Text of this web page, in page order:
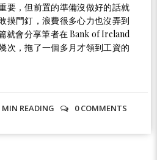
要，但前置的準備沒做好的話就
摸門釘，浪費很多心力也沒弄到
就會分享筆者在 Bank of Ireland
次，拖了一個多月才領到工資的
MIN READING 0 COMMENTS